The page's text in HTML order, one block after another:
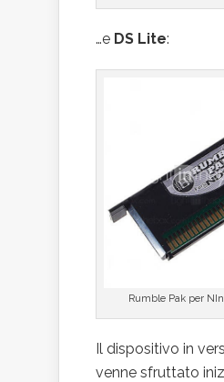
…e DS Lite:
Rumble Pak per
Il dispositivo in
venne sfruttato